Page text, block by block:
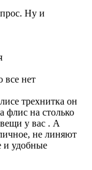
Ну и
нет
трехнитка он
флис на столько
у вас . А
не линяют
и удобные